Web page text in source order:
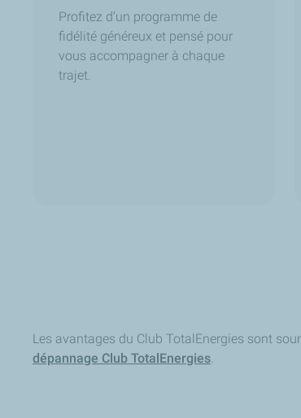
Profitez d’un programme de
fidélité généreux et pensé pour
vous accompagner à chaque
trajet.
Les avantages du Club TotalEnergies sont
dépannage Club TotalEnergies.